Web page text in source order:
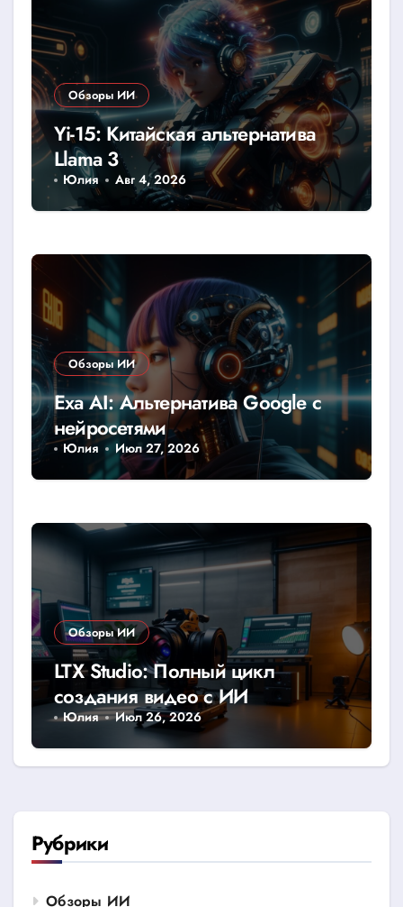
Обзоры ИИ
Yi-15: Китайская альтернатива
Llama 3
Юлия Авг 4, 2026
Обзоры ИИ
Exa AI: Альтернатива Google с
нейросетями
Юлия Июл 27, 2026
Обзоры ИИ
LTX Studio: Полный цикл
создания видео с ИИ
Юлия Июл 26, 2026
Рубрики
Обзоры ИИ